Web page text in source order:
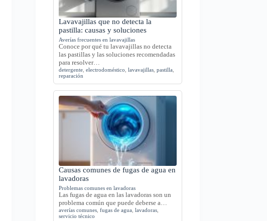
Lavavajillas que no detecta la
pastilla: causas y soluciones
Averías frecuentes en lavavajillas
Conoce por qué tu lavavajillas no detecta
las pastillas y las soluciones recomendadas
para resolver…
detergente ,electrodoméstico ,lavavajillas ,pastilla
reparación
Causas comunes de fugas de agua en
lavadoras
Problemas comunes en lavadoras
Las fugas de agua en las lavadoras son un
problema común que puede deberse a…
averías comunes ,fugas de agua ,lavadoras
servicio técnico